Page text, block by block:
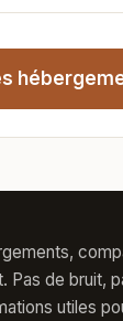
Pas de bruit,
utiles